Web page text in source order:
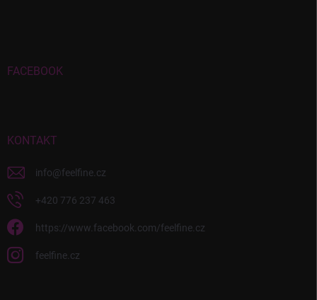
FACEBOOK
KONTAKT
info@feelfine.cz
+420 776 237 463
https://www.facebook.com/feelfine.cz
feelfine.cz